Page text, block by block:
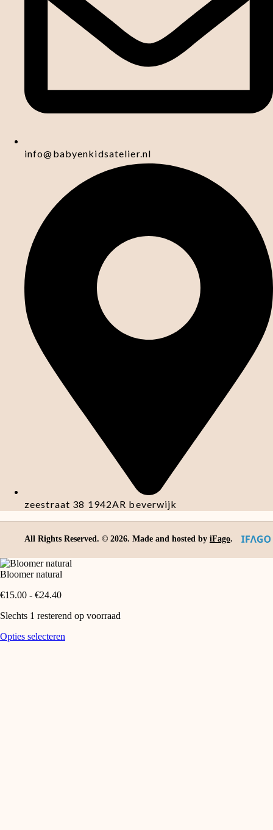
info@babyenkidsatelier.nl
zeestraat 38 1942AR beverwijk
All Rights Reserved. © 2026. Made and hosted by iFago.
Bloomer natural
€15.00 - €24.40Prijsklasse:
tot
Slechts 1 resterend op voorraad
Bloomer
Opties selecteren